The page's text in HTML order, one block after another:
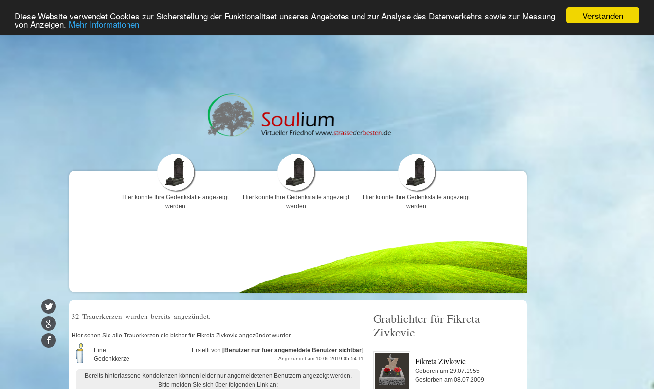
Verstanden
Diese Website verwendet Cookies zur Sicherstellung der Funktionalitaet unseres Angebotes und zur Analyse des Datenverkehrs sowie zur Messung
von Anzeigen. Mehr Informationen
Home Premium Gedenken Trauerforum Erweiterte Suche Anmelden
Hier könnte Ihre Gedenkstätte angezeigt
werden
Hier könnte Ihre Gedenkstätte angezeigt
werden
Hier könnte Ihre Gedenkstätte angezeigt
werden
32 Trauerkerzen wurden bereits angezündet.
Hier sehen Sie alle Trauerkerzen die bisher für Fikreta Zivkovic angezündet wurden.
Eine
Gedenkkerze
Erstellt von [Benutzer nur fuer angemeldete Benutzer sichtbar]
Angezündet am 10.06.2019 05:54:11
Bereits hinterlassene Kondolenzen können leider nur angemeldetenen Benutzern angezeigt werden.
Bitte melden Sie sich über folgenden Link an:
Grablichter für Fikreta
Zivkovic
Fikreta Zivkovic
Geboren am 29.07.1955
Gestorben am 08.07.2009